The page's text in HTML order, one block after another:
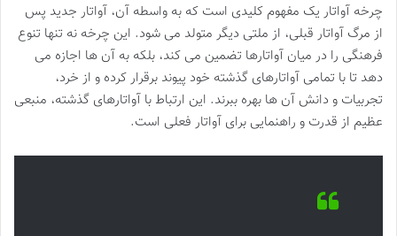
چرخه آواتار یک مفهوم کلیدی است که به واسطه آن، آواتار جدید پس
از مرگ آواتار قبلی، از ملتی دیگر متولد می شود. این چرخه نه تنها تنوع
فرهنگی را در میان آواتارها تضمین می کند، بلکه به آن ها اجازه می
دهد تا با تمامی آواتارهای گذشته خود پیوند برقرار کرده و از خرد،
تجربیات و دانش آن ها بهره ببرند. این ارتباط با آواتارهای گذشته، منبعی
عظیم از قدرت و راهنمایی برای آواتار فعلی است.